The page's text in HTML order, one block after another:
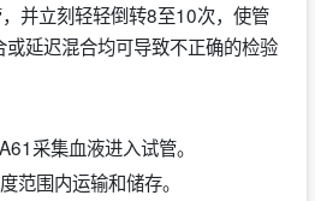
并立刻轻轻倒转8至10次，使管
延迟混合均可导致不正确的检验
采集血液进入试管。
范围内运输和储存。